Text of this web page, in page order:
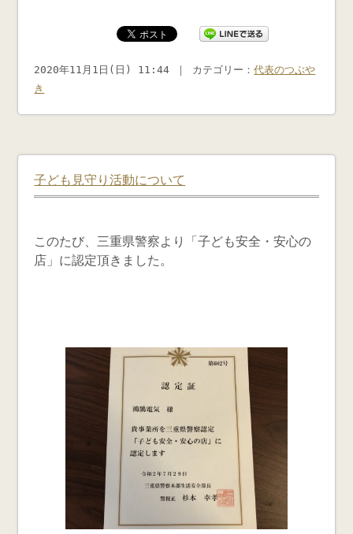
2020年11月1日(日) 11:44 ｜ カテゴリー：代表のつぶや
き
子ども見守り活動について
このたび、三重県警察より「子ども安全・安心の
店」に認定頂きました。